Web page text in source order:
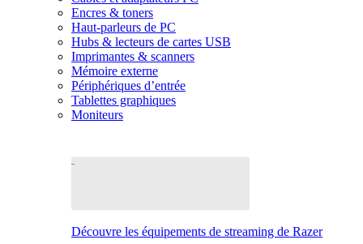
Encres & toners
Haut-parleurs de PC
Hubs & lecteurs de cartes USB
Imprimantes & scanners
Mémoire externe
Périphériques d’entrée
Tablettes graphiques
Moniteurs
Découvre les équipements de streaming de Razer